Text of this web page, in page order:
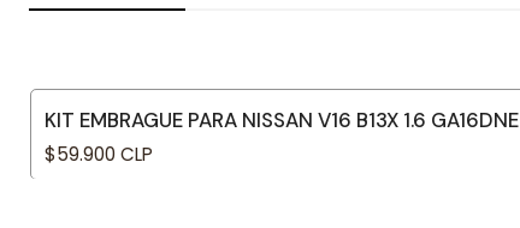
KIT EMBRAGUE PARA NISSAN V16 B13X 1.6 GA16DNE
$59.900 CLP